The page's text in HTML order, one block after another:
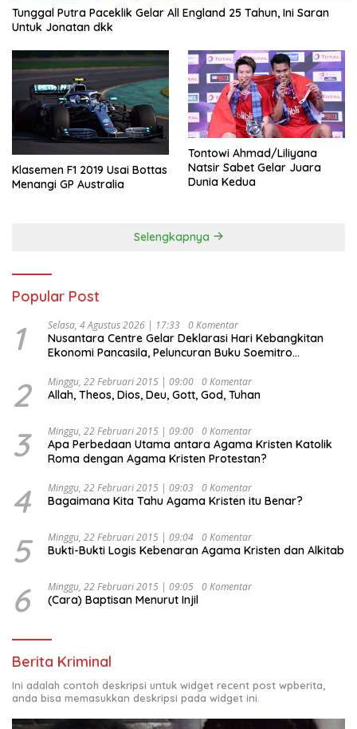
Tunggal Putra Paceklik Gelar All England 25 Tahun, Ini Saran
Untuk Jonatan dkk
Klasemen F1 2019 Usai Bottas
Menangi GP Australia
Tontowi Ahmad/Liliyana
Natsir Sabet Gelar Juara
Dunia Kedua
Selengkapnya
Popular Post
1 Selasa, 4 Agustus 2026 | 17:33 0 Komentar
Nusantara Centre Gelar Deklarasi Hari Kebangkitan
Ekonomi Pancasila, Peluncuran Buku Soemitro
Ekonomi Politik Indonesia) & Simposium Nasional
“Urgensi Undang-Undang Perekonomian Nasional dan
Indonesia Emas 2045”,
2 Minggu, 22 Februari 2015 | 09:00 0 Komentar
Allah, Theos, Dios, Deu, Gott, God, Tuhan
3 Minggu, 22 Februari 2015 | 09:00 0 Komentar
Apa Perbedaan Utama antara Agama Kristen Katolik
Roma dengan Agama Kristen Protestan?
4 Minggu, 22 Februari 2015 | 09:03 0 Komentar
Bagaimana Kita Tahu Agama Kristen itu Benar?
5 Minggu, 22 Februari 2015 | 09:04 0 Komentar
Bukti-Bukti Logis Kebenaran Agama Kristen dan Alkitab
6 Minggu, 22 Februari 2015 | 09:05 0 Komentar
(Cara) Baptisan Menurut Injil
Berita Kriminal
Ini adalah contoh deskripsi untuk widget recent post wpberita,
anda bisa memasukkan deskripsi pada widget ini.